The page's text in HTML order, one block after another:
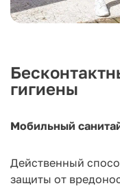
гигиены
Мобильный
Действенный
защиты от